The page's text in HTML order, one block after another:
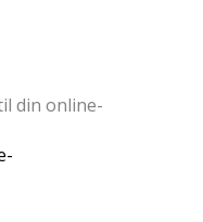
din online-